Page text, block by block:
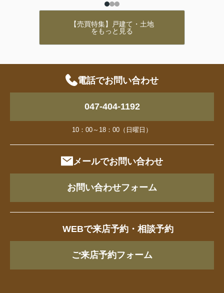
【売買特集】戸建て・土地
をもっと見る
電話でお問い合わせ
047-404-1192
10：00～18：00（日曜日）
メールでお問い合わせ
お問い合わせフォーム
WEBで来店予約・相談予約
ご来店予約フォーム